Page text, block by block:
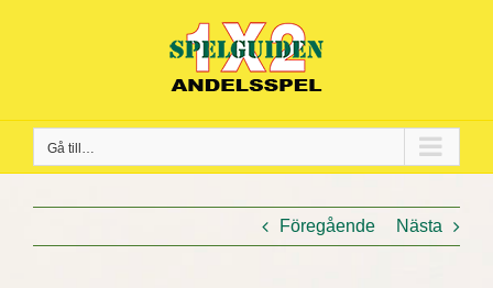
Gå till…
Föregående Nästa